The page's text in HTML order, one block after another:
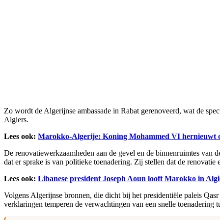
Zo wordt de Algerijnse ambassade in Rabat gerenoveerd, wat de
Algiers.
Lees ook: Marokko-Algerije: Koning Mohammed VI hernieuwt
De renovatiewerkzaamheden aan de gevel en de binnenruimtes van
dat er sprake is van politieke toenadering. Zij stellen dat de renovatie
Lees ook: Libanese president Joseph Aoun looft Marokko in
Volgens Algerijnse bronnen, die dicht bij het presidentiële paleis
verklaringen temperen de verwachtingen van een snelle